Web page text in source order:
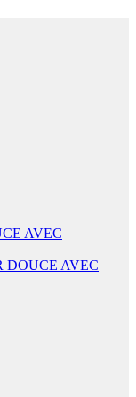
AVEC
DOUCE AVEC